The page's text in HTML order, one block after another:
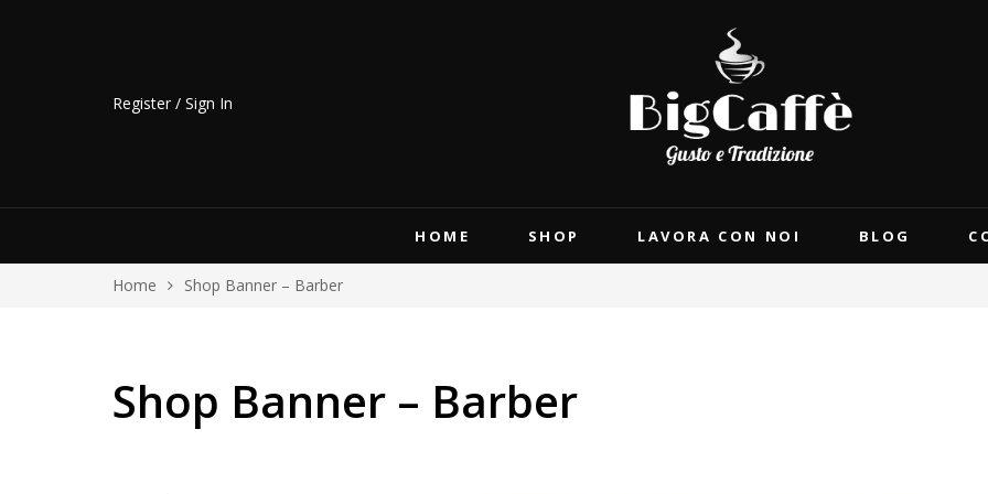
Register / Sign In
HOME SHOP LAVORA CON NOI BLOG
Home Shop Banner – Barber
Shop Banner – Barber